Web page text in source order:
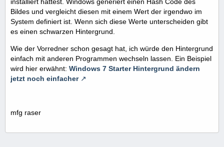
Bildes und vergleicht diesen mit einem Wert der irgendwo im
System definiert ist. Wenn sich diese Werte unterscheiden gibt
es einen schwarzen Hintergrund.
Wie der Vorredner schon gesagt hat, ich würde den Hintergrund
einfach mit anderen Programmen wechseln lassen. Ein Beispiel
wird hier erwähnt: Windows 7 Starter Hintergrund ändern
jetzt noch einfacher
mfg raser